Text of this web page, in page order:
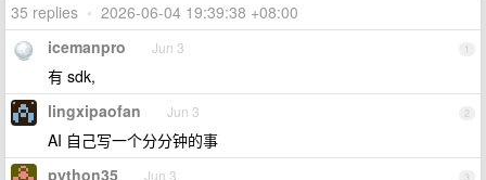
35 replies • 2026-06-04 19:39:38 +08:00
1
icemanpro Jun 3
有 sdk,
2
lingxipaofan Jun 3
AI 自己写一个分分钟的事
python35 Jun 3